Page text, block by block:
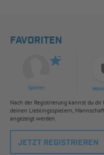
FAVORITEN
Spieler
Nach der Registrierung kannst du
deinen Lieblingsspielern,
angezeigt werden.
JETZT REGISTRIEREN